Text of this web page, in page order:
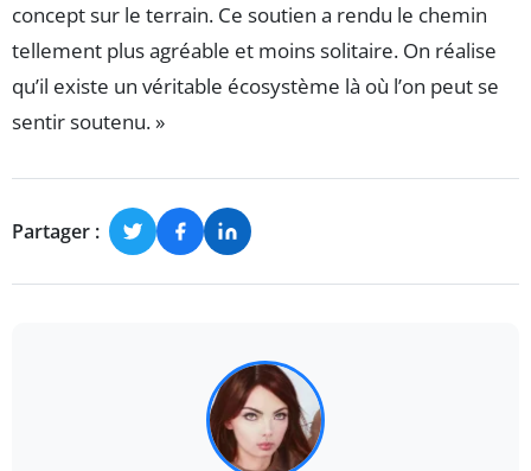
concept sur le terrain. Ce soutien a rendu le chemin
tellement plus agréable et moins solitaire. On réalise
qu’il existe un véritable écosystème là où l’on peut se
sentir soutenu. »
Partager :